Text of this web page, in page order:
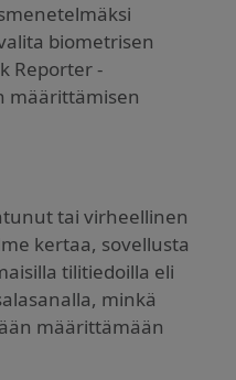
biometrisen
Reporter -
määrittämisen
tai virheellinen
kertaa, sovellusta
tilitiedoilla eli
minkä
määrittämään